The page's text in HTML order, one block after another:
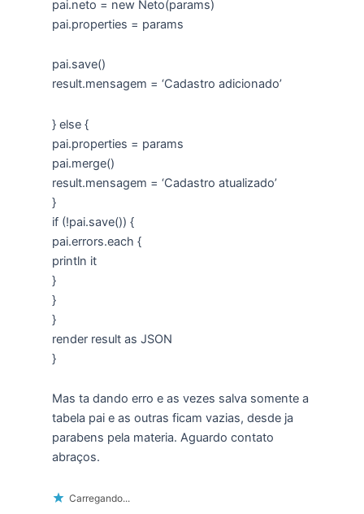
pai.neto = new Neto(params)
pai.properties = params
pai.save()
result.mensagem = ‘Cadastro adicionado’
} else {
pai.properties = params
pai.merge()
result.mensagem = ‘Cadastro atualizado’
}
if (!pai.save()) {
pai.errors.each {
println it
}
}
}
render result as JSON
}
Mas ta dando erro e as vezes salva somente a
tabela pai e as outras ficam vazias, desde ja
parabens pela materia. Aguardo contato
abraços.
Carregando...